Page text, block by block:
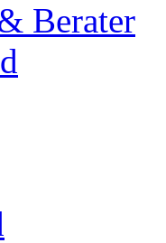
Berater